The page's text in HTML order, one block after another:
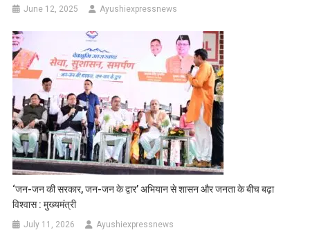
June 12, 2025 Ayushiexpressnews
‘जन-जन की सरकार, जन-जन के द्वार’ अभियान से शासन और जनता के बीच बढ़ा
विश्वास : मुख्यमंत्री
July 11, 2026 Ayushiexpressnews